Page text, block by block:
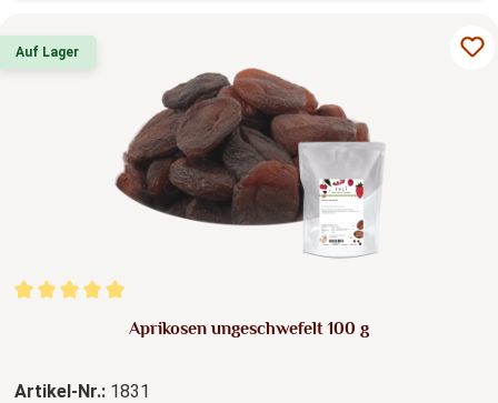
Auf Lager
Durchschnittliche Bewertung von 5 von 5 Sternen
Aprikosen ungeschwefelt 100 g
Artikel-Nr.: 1831